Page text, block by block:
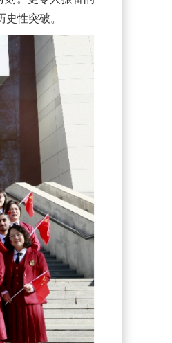
性突破。